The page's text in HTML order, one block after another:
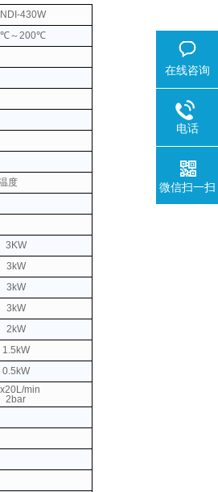
430W
～200℃
度
3KW
3kW
3kW
3kW
2kW
1.5kW
0.5kW
min
2bar
在线咨询
电话
微信扫一扫